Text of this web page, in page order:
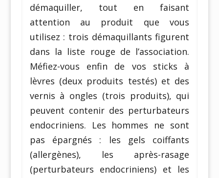
démaquiller, tout en faisant
attention au produit que vous
utilisez : trois démaquillants figurent
dans la liste rouge de l’association.
Méfiez-vous enfin de vos sticks à
lèvres (deux produits testés) et des
vernis à ongles (trois produits), qui
peuvent contenir des perturbateurs
endocriniens. Les hommes ne sont
pas épargnés : les gels coiffants
(allergènes), les après-rasage
(perturbateurs endocriniens) et les